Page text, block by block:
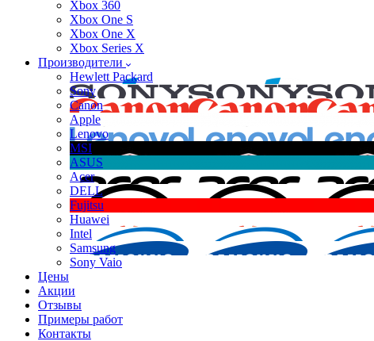
Xbox 360
Xbox One S
Xbox One X
Xbox Series X
Производители
Hewlett Packard
Sony
Canon
Apple
Lenovo
MSI
ASUS
Acer
DELL
Fujitsu
Huawei
Intel
Samsung
Sony Vaio
Цены
Акции
Отзывы
Примеры работ
Контакты